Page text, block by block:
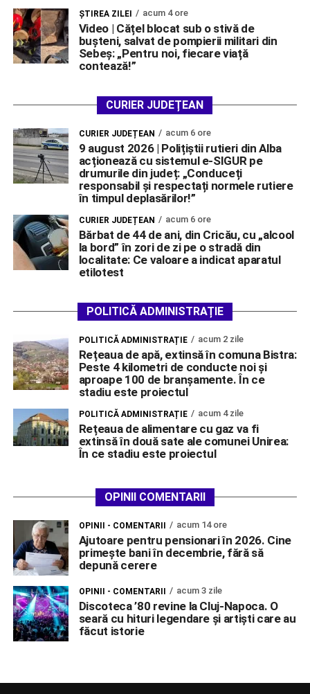
ŞTIREA ZILEI acum 4 ore
Video | Cățel blocat sub o stivă de
bușteni, salvat de pompierii militari din
Sebeș: „Pentru noi, fiecare viață
contează!”
CURIER JUDEȚEAN
CURIER JUDEȚEAN acum 6 ore
9 august 2026 | Polițiștii rutieri din Alba
acționează cu sistemul e-SIGUR pe
drumurile din județ: „Conduceți
responsabil și respectați normele rutiere
în timpul deplasărilor!”
CURIER JUDEȚEAN acum 6 ore
Bărbat de 44 de ani, din Cricău, cu „alcool
la bord” în zori de zi pe o stradă din
localitate: Ce valoare a indicat aparatul
etilotest
POLITICĂ ADMINISTRAȚIE
POLITICĂ ADMINISTRAȚIE acum 2 zile
Rețeaua de apă, extinsă în comuna Bistra:
Peste 4 kilometri de conducte noi și
aproape 100 de branșamente. În ce
stadiu este proiectul
POLITICĂ ADMINISTRAȚIE acum 4 zile
Rețeaua de alimentare cu gaz va fi
extinsă în două sate ale comunei Unirea:
În ce stadiu este proiectul
OPINII COMENTARII
OPINII - COMENTARII acum 14 ore
Ajutoare pentru pensionari în 2026. Cine
primește bani în decembrie, fără să
depună cerere
OPINII - COMENTARII acum 3 zile
Discoteca ’80 revine la Cluj-Napoca. O
seară cu hituri legendare și artiști care au
făcut istorie